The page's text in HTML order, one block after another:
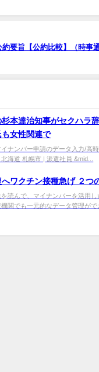
約要旨【公約比較】（時事
本達治知事がセクハラ
も女性関連で
ナンバー申請のデータ入力/高
海道 札幌市 | 派遣社員 &mid...
ワクチン接種急げ ２つ
読んで、マイナンバーを活用
関でも一元的なデータ管理がで